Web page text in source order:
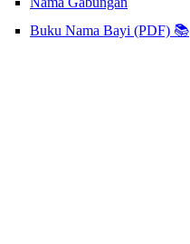
Buku Nama Bayi (PDF) 📚